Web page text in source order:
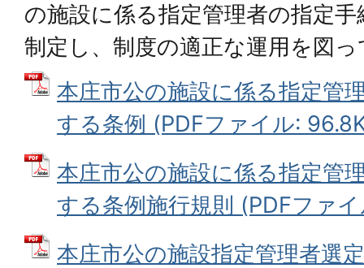
の施設に係る指定管理者の指定
制定し、制度の適正な運用を図
本庄市公の施設に係る指定管
する条例 (PDFファイル:
本庄市公の施設に係る指定管
する条例施行規則 (PDFファ
本庄市公の施設指定管理者選